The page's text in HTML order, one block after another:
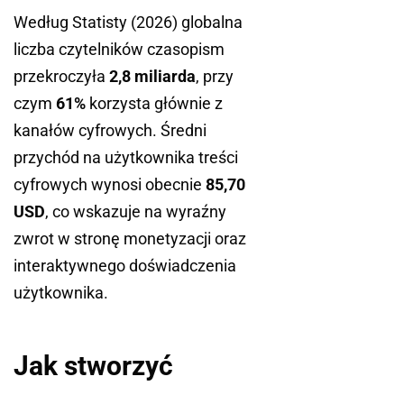
Według Statisty (2026) globalna
liczba czytelników czasopism
przekroczyła 2,8 miliarda, przy
czym 61% korzysta głównie z
kanałów cyfrowych. Średni
przychód na użytkownika treści
cyfrowych wynosi obecnie 85,70
USD, co wskazuje na wyraźny
zwrot w stronę monetyzacji oraz
interaktywnego doświadczenia
użytkownika.
Jak stworzyć